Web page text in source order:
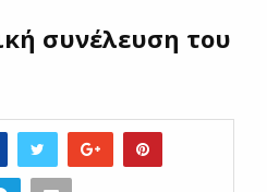
συνέλευση του